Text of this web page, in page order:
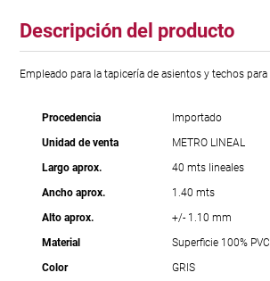
Descripción del producto
Empleado para la tapicería de asientos y techos
Procedencia
Importado
Unidad de venta
METRO LINEAL
Largo aprox.
40 mts lineales
Ancho aprox.
1.40 mts
Alto aprox.
+/- 1.10 mm
Material
Superficie 100% PVC
Color
GRIS